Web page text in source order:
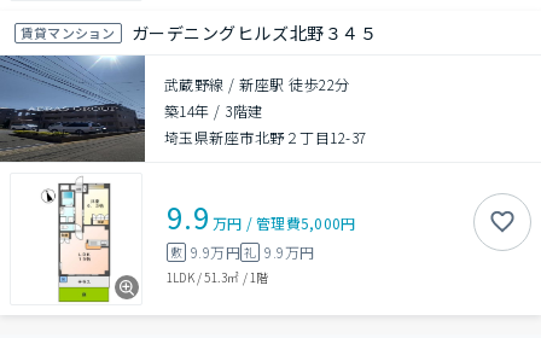
賃貸マンション ガーデニングヒルズ北野３４５
武蔵野線 / 新座駅 徒歩22分
築14年 / 3階建
埼玉県新座市北野２丁目12-37
9.9 万円 /管理費5,000円
敷 9.9万円礼 9.9万円
1LDK/51.3㎡ / 1階